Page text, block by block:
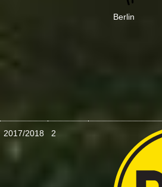
Berlin
2017/2018 2